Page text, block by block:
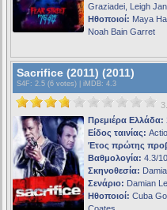
Graziadei, Leigh
Ηθοποιοί: Maya
Noah Bain Garret
Sacrifice (2011) (2011)
S4F : 2.5 (6 votes) | iMDB: 4.3
Πρεμιέρα Ελλάδα:
Είδος ταινίας:
Έτος πρώτης
Βαθμολογία: 4.3/
Σκηνοθεσία:
Σενάριο: Damian
Ηθοποιοί: Cuba